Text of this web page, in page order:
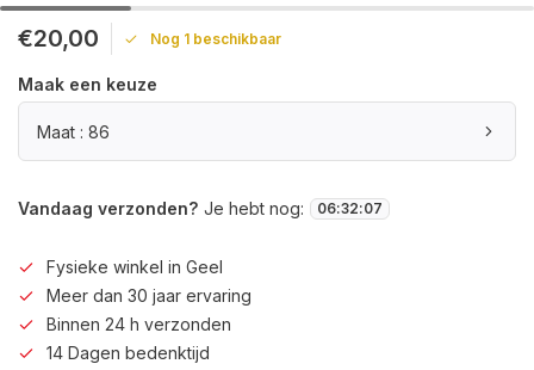
€20,00 Nog 1 beschikbaar
Maak een keuze
Maat : 86
Vandaag verzonden? Je hebt nog: 06:32:07
Fysieke winkel in Geel
Meer dan 30 jaar ervaring
Binnen 24 h verzonden
14 Dagen bedenktijd